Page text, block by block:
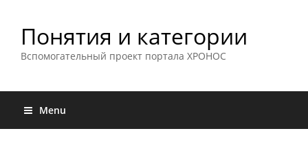
Понятия и категории
Вспомогательный проект портала ХРОНОС
Menu